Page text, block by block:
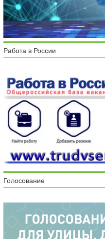
Работа в России
Голосование